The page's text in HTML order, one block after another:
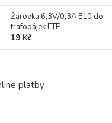
Žárovka 6,3V/0,3A E10 do
trafopájek ETP
19 Kč
platby